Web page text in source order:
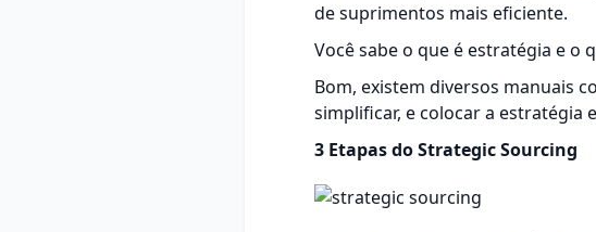
de suprimentos mais eficiente.
Você sabe o que é estratégia e o
Bom, existem diversos manuais
simplificar, e colocar a estratégia
3 Etapas do Strategic Sourcing